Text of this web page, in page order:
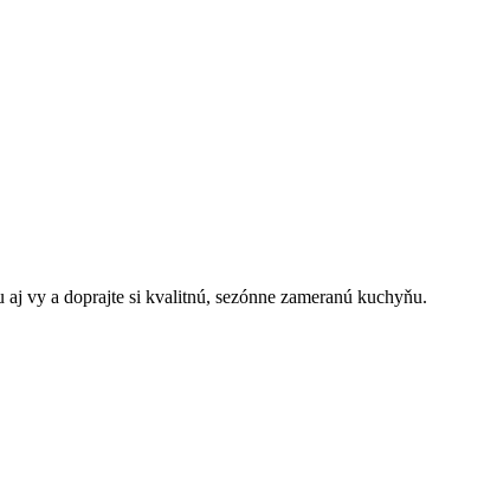
vy a doprajte si kvalitnú, sezónne zameranú kuchyňu.